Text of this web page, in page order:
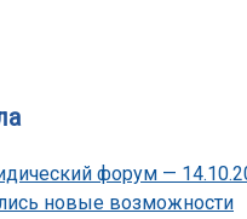
форум —
новые возможности